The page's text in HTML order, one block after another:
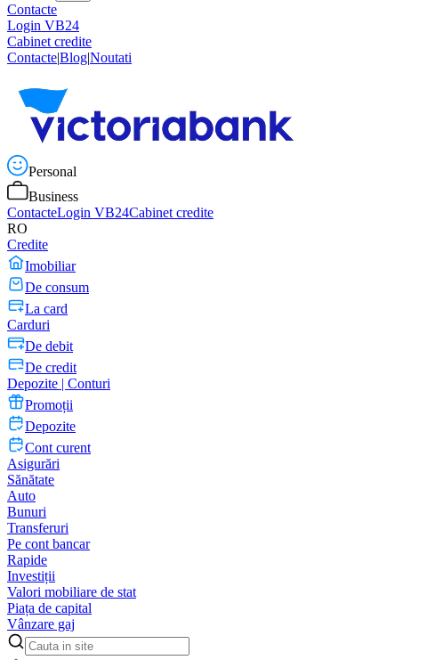
Contacte
Login VB24
Cabinet credite
Contacte|Blog|Noutati
Personal
Business
ContacteLogin VB24Cabinet credite
RO
Credite
Imobiliar
De consum
La card
Carduri
De debit
De credit
Depozite | Conturi
Promoții
Depozite
Cont curent
Asigurări
Sănătate
Auto
Bunuri
Transferuri
Pe cont bancar
Rapide
Investiții
Valori mobiliare de stat
Piața de capital
Vânzare gaj